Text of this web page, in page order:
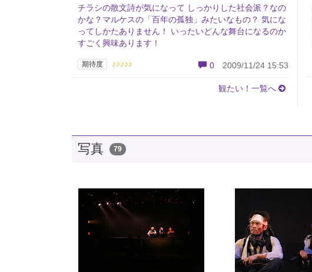
チラシの散文詩が気になって しっかりした社会派？なの
かな？マルケスの「百年の孤独」みたいなもの？ 気にな
ってしかたありません！ いったいどんな舞台になるのか
すごく興味あります！
期待度 ♪♪♪♪♪ 0 2009/11/24 15:53
観たい！一覧へ
写真 79